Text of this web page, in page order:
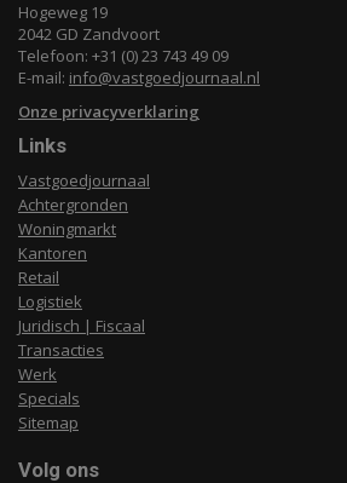
Hogeweg 19
2042 GD Zandvoort
Telefoon: +31 (0) 23 743 49 09
E-mail: info@vastgoedjournaal.nl
Onze privacyverklaring
Links
Vastgoedjournaal
Achtergronden
Woningmarkt
Kantoren
Retail
Logistiek
Juridisch | Fiscaal
Transacties
Werk
Specials
Sitemap
Volg ons